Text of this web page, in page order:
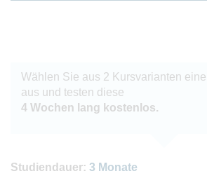
Wählen Sie aus 2 Kursvarianten eine
aus und testen diese
4 Wochen lang kostenlos.
Studiendauer: 3 Monate